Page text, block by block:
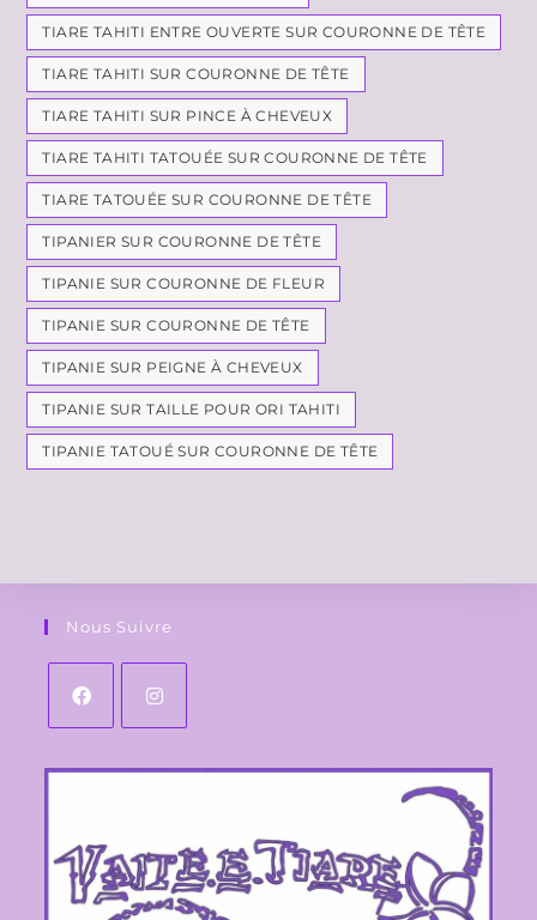
TIARE TAHITI ENTRE OUVERTE SUR COURONNE DE TÊTE
TIARE TAHITI SUR COURONNE DE TÊTE
TIARE TAHITI SUR PINCE À CHEVEUX
TIARE TAHITI TATOUÉE SUR COURONNE DE TÊTE
TIARE TATOUÉE SUR COURONNE DE TÊTE
TIPANIER SUR COURONNE DE TÊTE
TIPANIE SUR COURONNE DE FLEUR
TIPANIE SUR COURONNE DE TÊTE
TIPANIE SUR PEIGNE À CHEVEUX
TIPANIE SUR TAILLE POUR ORI TAHITI
TIPANIE TATOUÉ SUR COURONNE DE TÊTE
Nous Suivre